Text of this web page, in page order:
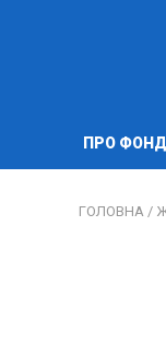
ПРО ФОНД
ГОЛОВНА /